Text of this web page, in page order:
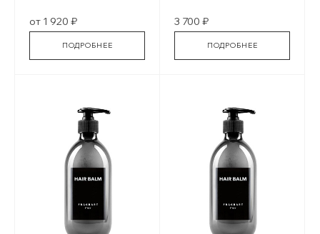
Wash
от 1 920 ₽
ПОДРОБНЕЕ
3 700 ₽
ПОДРОБНЕЕ